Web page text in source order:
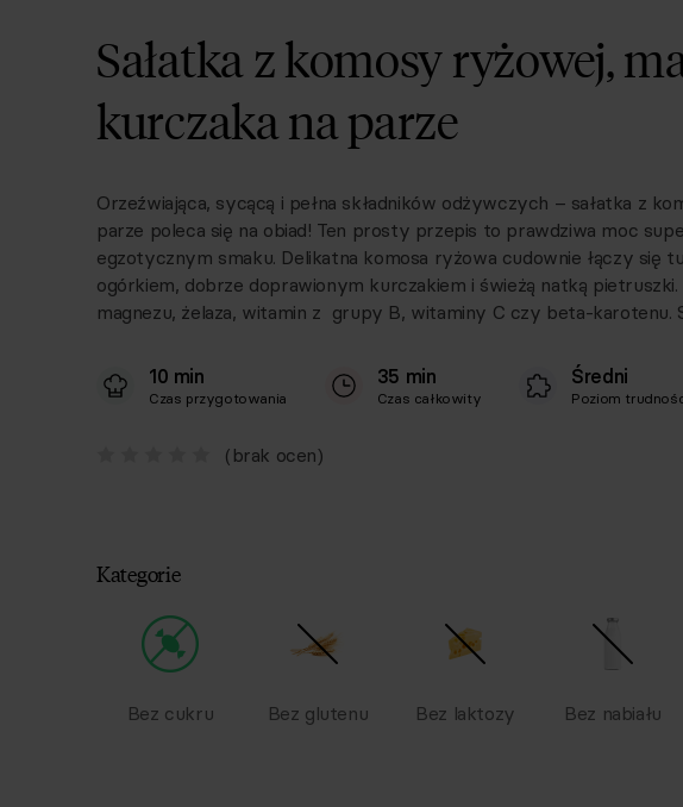
Sałatka z komosy ryżowej,
kurczaka na parze
Orzeźwiająca, sycącą i pełna składników odżywczych – sałatka z
parze poleca się na obiad! Ten prosty przepis to prawdziwa moc
egzotycznym smaku. Delikatna komosa ryżowa cudownie łączy się
ogórkiem, dobrze doprawionym kurczakiem i świeżą natką pietruszki.
magnezu, żelaza, witamin z grupy B, witaminy C czy beta-karotenu.
10 min
Czas przygotowania
35 min
Czas całkowity
Średni
Poziom
(brak ocen)
Kategorie
Bez cukru Bez glutenu Bez laktozy Bez nabiału